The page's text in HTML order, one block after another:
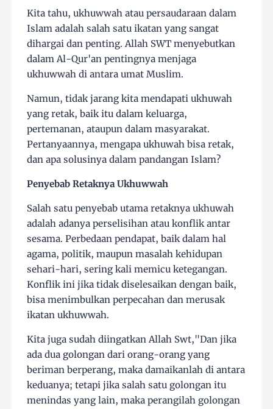
Kita tahu, ukhuwwah atau persaudaraan dalam
Islam adalah salah satu ikatan yang sangat
dihargai dan penting. Allah SWT menyebutkan
dalam Al-Qur'an pentingnya menjaga
ukhuwwah di antara umat Muslim.
Namun, tidak jarang kita mendapati ukhuwah
yang retak, baik itu dalam keluarga,
pertemanan, ataupun dalam masyarakat.
Pertanyaannya, mengapa ukhuwah bisa retak,
dan apa solusinya dalam pandangan Islam?
Penyebab Retaknya Ukhuwwah
Salah satu penyebab utama retaknya ukhuwah
adalah adanya perselisihan atau konflik antar
sesama. Perbedaan pendapat, baik dalam hal
agama, politik, maupun masalah kehidupan
sehari-hari, sering kali memicu ketegangan.
Konflik ini jika tidak diselesaikan dengan baik,
bisa menimbulkan perpecahan dan merusak
ikatan ukhuwwah.
Kita juga sudah diingatkan Allah Swt,"Dan jika
ada dua golongan dari orang-orang yang
beriman berperang, maka damaikanlah di antara
keduanya; tetapi jika salah satu golongan itu
menindas yang lain, maka perangilah golongan